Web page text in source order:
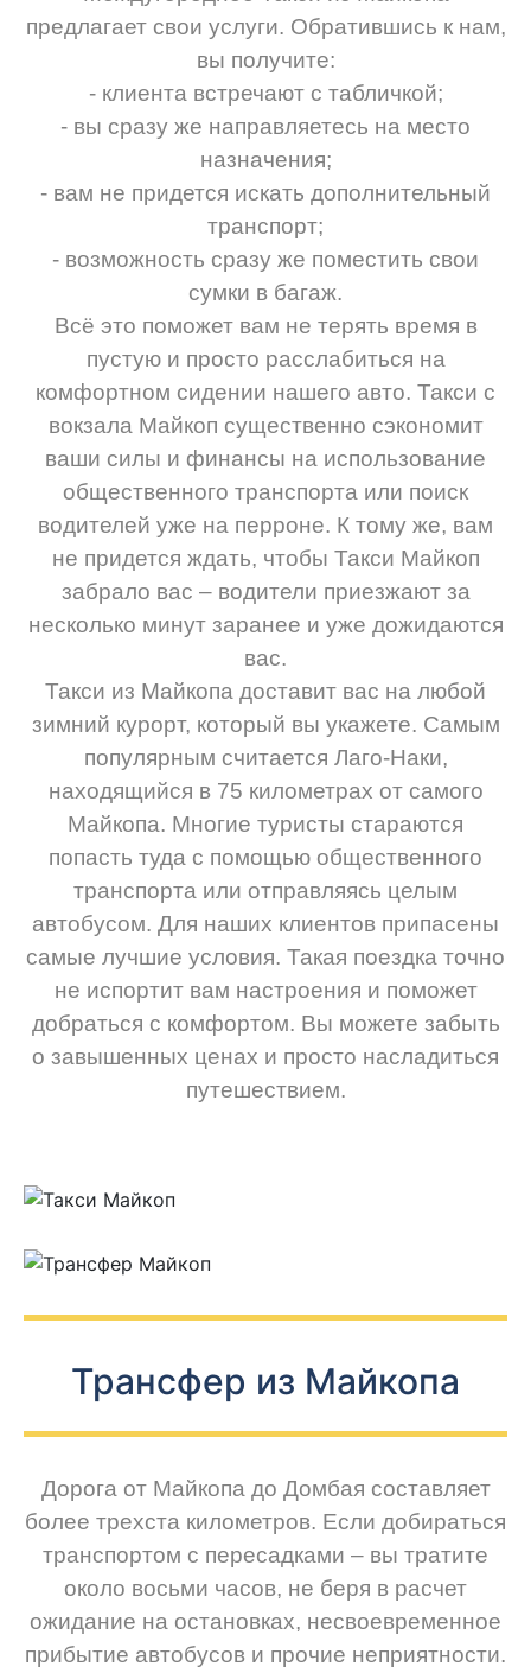
предлагает свои услуги. Обратившись к нам,
вы получите:
- клиента встречают с табличкой;
- вы сразу же направляетесь на место
назначения;
- вам не придется искать дополнительный
транспорт;
- возможность сразу же поместить свои
сумки в багаж.
Всё это поможет вам не терять время в
пустую и просто расслабиться на
комфортном сидении нашего авто. Такси с
вокзала Майкоп существенно сэкономит
ваши силы и финансы на использование
общественного транспорта или поиск
водителей уже на перроне. К тому же, вам
не придется ждать, чтобы Такси Майкоп
забрало вас – водители приезжают за
несколько минут заранее и уже дожидаются
вас.
Такси из Майкопа доставит вас на любой
зимний курорт, который вы укажете. Самым
популярным считается Лаго-Наки,
находящийся в 75 километрах от самого
Майкопа. Многие туристы стараются
попасть туда с помощью общественного
транспорта или отправляясь целым
автобусом. Для наших клиентов припасены
самые лучшие условия. Такая поездка точно
не испортит вам настроения и поможет
добраться с комфортом. Вы можете забыть
о завышенных ценах и просто насладиться
путешествием.
Трансфер из Майкопа
Дорога от Майкопа до Домбая составляет
более трехста километров. Если добираться
транспортом с пересадками – вы тратите
около восьми часов, не беря в расчет
ожидание на остановках, несвоевременное
прибытие автобусов и прочие неприятности.